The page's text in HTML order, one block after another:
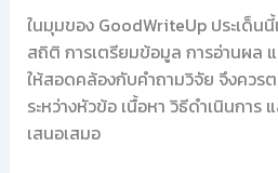
ในมุมของ GoodWriteUp ประเด็น
สถิติ การเตรียมข้อมูล การอ่านผล แ
ให้สอดคล้องกับคำถามวิจัย จึงควร
ระหว่างหัวข้อ เนื้อหา วิธีดำเนินกา
เสนอเสมอ